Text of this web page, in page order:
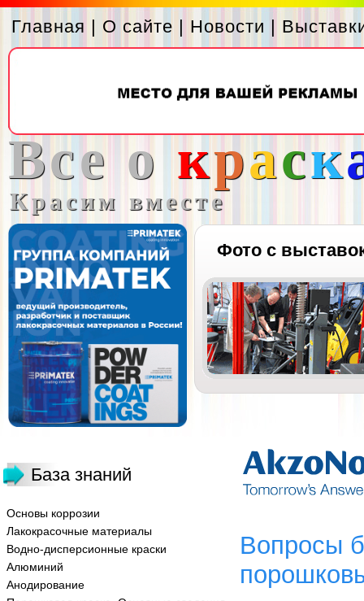
Главная | О сайте | Новости |
Все о краск
Красим вместе
Фото с
База знаний
Основы коррозии
Лакокрасочные материалы
Водно-дисперсионные краски
Алюминий
Анодирование
Вопросы